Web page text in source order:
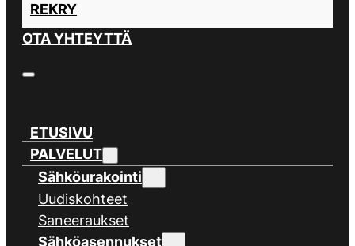
REKRY
OTA YHTEYTTÄ
ETUSIVU
PALVELUT
Sähköurakointi
Uudiskohteet
Saneeraukset
Sähköasennukset